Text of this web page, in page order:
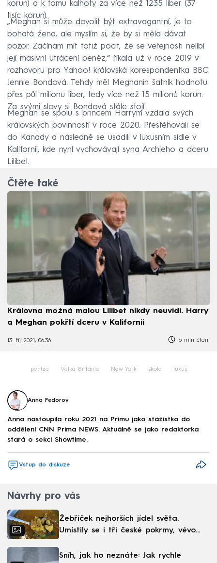
korun) a k tomu kalhoty za více než 1235 liber (37
tisíc korun).
„Meghan si může dovolit být extravagantní, je to
bohatá žena, ale myslím si, že by si měla dávat
pozor. Začínám mít totiž pocit, že se veřejnosti nelíbí
její masivní utrácení peněz,“ říkala už v roce 2019 v
rozhovoru pro Yahoo! královská korespondentka BBC
Jennie Bondová. Tehdy měl Meghanin šatník hodnotu
přes půl milionu liber, tedy více než 15 milionů korun.
Za svými slovy si Bondová stále stojí.
Meghan se spolu s princem Harrym vzdala svých
královských povinností v roce 2020. Přestěhovali se
do Kanady a následně se usadili v luxusním sídle v
Kalifornii, kde nyní vychovávají syna Archieho a dceru
Lilibet.
Čtěte také
Královna možná malou Lilibet nikdy neuvidí. Harry
a Meghan pokřtí dceru v Kalifornii
13. říj 2021, 06:36 6 min čtení
peníze Velká Británie New York škola luxus
Anna Fedorov
Anna nastoupila roku 2021 na Primu jako stážistka do
oddělení CNN Prima NEWS. Aktuálně se jako redaktorka
stará o sekci Showtime.
Vstup do diskuze
Návrhy pro vás
Žebříček nejhorších jídel světa.
Umístily se i tři české pokrmy, vévodí
Sníh, jak ho neznáte: Jak rychle